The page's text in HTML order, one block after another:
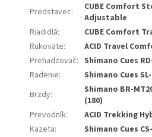
Predstavec:
CUBE Comfort
Adjustable
Riadidlá:
CUBE Comfort
Rukoväte:
ACID Travel
Prehadzovač: Shimano Cues
Radenie:
Shimano Cues
Brzdy:
Shimano BR-
(180)
Prevodník:
ACID Trekking
Kazeta:
Shimano Cues